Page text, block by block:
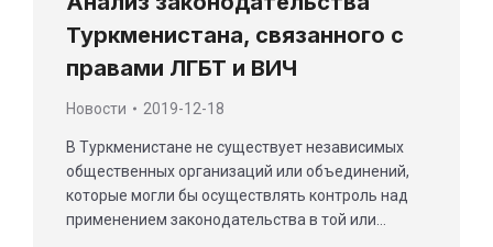
Туркменистана, связанного с
правами ЛГБТ и ВИЧ
Новости 2019-12-18
В Туркменистане не существует независимых
общественных организаций или объединений,
которые могли бы осуществлять контроль над
применением законодательства в той или…